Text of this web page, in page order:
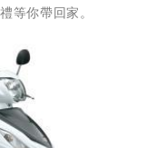
等你帶回家。